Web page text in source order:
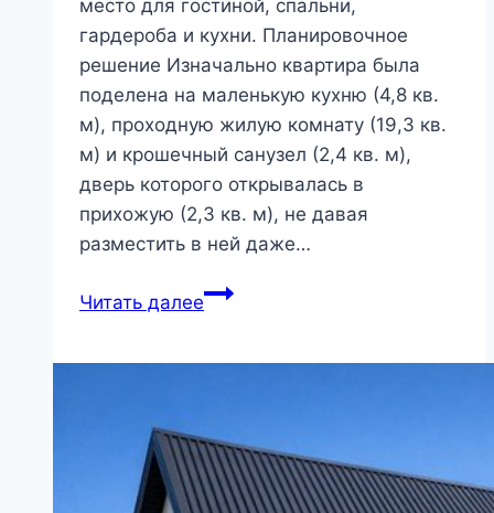
место для гостиной, спальни,
гардероба и кухни. Планировочное
решение Изначально квартира была
поделена на маленькую кухню (4,8 кв.
м), проходную жилую комнату (19,3 кв.
м) и крошечный санузел (2,4 кв. м),
дверь которого открывалась в
прихожую (2,3 кв. м), не давая
разместить в ней даже…
Читать далееСтильная
однушки